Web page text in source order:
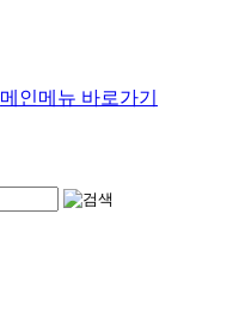
메인메뉴 바로가기